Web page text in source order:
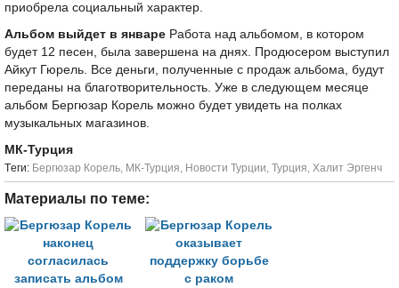
приобрела социальный характер.
Альбом выйдет в январе Работа над альбомом, в котором
будет 12 песен, была завершена на днях. Продюсером выступил
Айкут Гюрель. Все деньги, полученные с продаж альбома, будут
переданы на благотворительность. Уже в следующем месяце
альбом Бергюзар Корель можно будет увидеть на полках
музыкальных магазинов.
МК-Турция
Tеги: Бергюзар Корель, МК-Турция, Новости Турции, Турция, Халит Эргенч
Материалы по теме: